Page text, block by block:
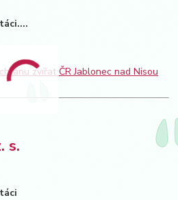
zvířat ČR Jablonec nad Nisou
s.